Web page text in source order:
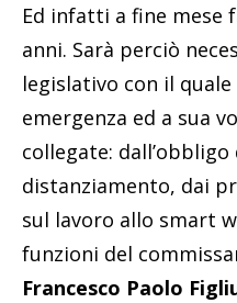
Ed infatti a fine mese
anni. Sarà perciò
legislativo con il
emergenza ed a sua
collegate:
distanziamento, dai
sul lavoro allo smart
funzioni del
Francesco Paolo